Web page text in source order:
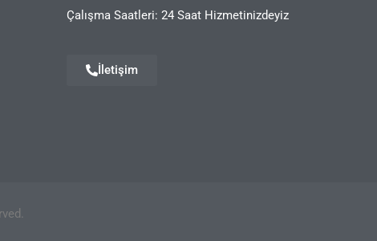
Çalışma Saatleri: 24 Saat Hizmetinizdeyiz
İletişim